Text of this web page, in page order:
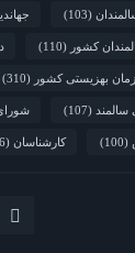
چگونگی مشارکت
پاسداشت
(103)
کشور (110)
بهزیستی کشور (310)
(107)
(100) کارشناسان (66)